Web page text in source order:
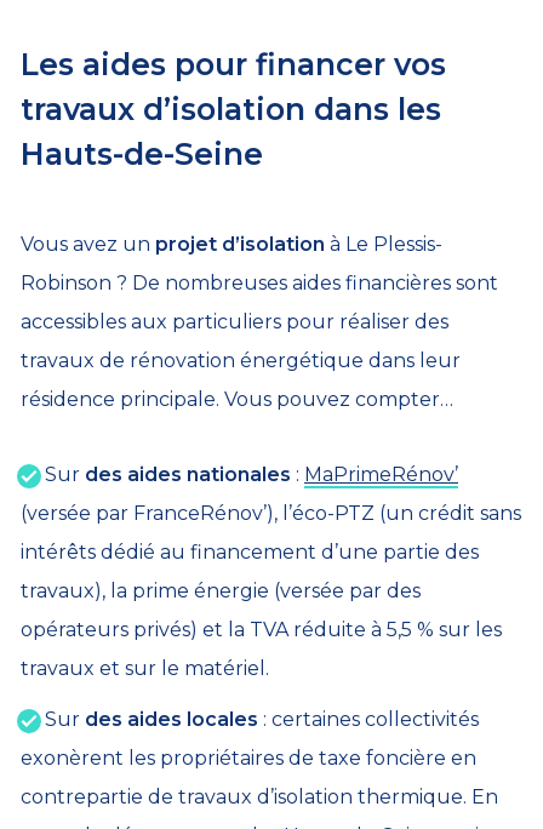
Les aides pour financer vos
travaux d’isolation dans les
Hauts-de-Seine
Vous avez un projet d’isolation à Le Plessis-
Robinson ? De nombreuses aides financières sont
accessibles aux particuliers pour réaliser des
travaux de rénovation énergétique dans leur
résidence principale. Vous pouvez compter…
Sur des aides nationales : MaPrimeRénov’
(versée par FranceRénov’), l’éco-PTZ (un crédit sans
intérêts dédié au financement d’une partie des
travaux), la prime énergie (versée par des
opérateurs privés) et la TVA réduite à 5,5 % sur les
travaux et sur le matériel.
Sur des aides locales : certaines collectivités
exonèrent les propriétaires de taxe foncière en
contrepartie de travaux d’isolation thermique. En